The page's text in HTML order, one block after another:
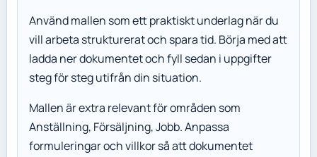
Använd mallen som ett praktiskt underlag när du
vill arbeta strukturerat och spara tid. Börja med att
ladda ner dokumentet och fyll sedan i uppgifter
steg för steg utifrån din situation.
Mallen är extra relevant för områden som
Anställning, Försäljning, Jobb. Anpassa
formuleringar och villkor så att dokumentet